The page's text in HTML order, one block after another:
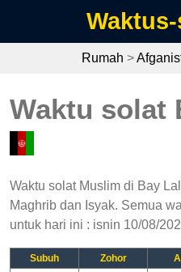
Rumah >
Waktu solat
Waktu solat Muslim di Bay
Maghrib dan Isyak. Semua
untuk hari ini : isnin 10/08/
Subuh Zohor